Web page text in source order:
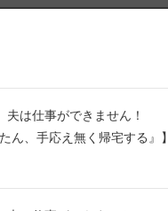
夫は仕事ができません！
ん、手応え無く帰宅する』】